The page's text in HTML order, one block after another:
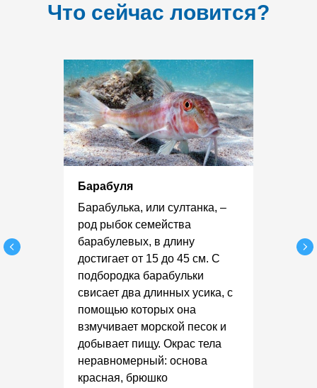
Что сейчас ловится?
Барабуля
Барабулька, или султанка, –
род рыбок семейства
барабулевых, в длину
достигает от 15 до 45 см. С
подбородка барабульки
свисает два длинных усика, с
помощью которых она
взмучивает морской песок и
добывает пищу. Окрас тела
неравномерный: основа
красная, брюшко